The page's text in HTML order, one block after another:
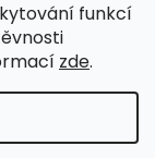
funkcí
zde.